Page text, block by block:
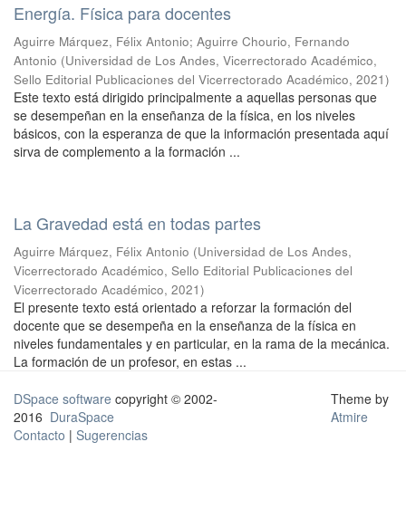
Energía. Física para docentes
Aguirre Márquez, Félix Antonio; Aguirre Chourio, Fernando
Antonio (Universidad de Los Andes, Vicerrectorado Académico,
Sello Editorial Publicaciones del Vicerrectorado Académico, 2021)
Este texto está dirigido principalmente a aquellas personas que
se desempeñan en la enseñanza de la física, en los niveles
básicos, con la esperanza de que la información presentada aquí
sirva de complemento a la formación ...
La Gravedad está en todas partes
Aguirre Márquez, Félix Antonio (Universidad de Los Andes,
Vicerrectorado Académico, Sello Editorial Publicaciones del
Vicerrectorado Académico, 2021)
El presente texto está orientado a reforzar la formación del
docente que se desempeña en la enseñanza de la física en
niveles fundamentales y en particular, en la rama de la mecánica.
La formación de un profesor, en estas ...
DSpace software copyright © 2002-
2016 DuraSpace
Contacto | Sugerencias
Theme by
Atmire